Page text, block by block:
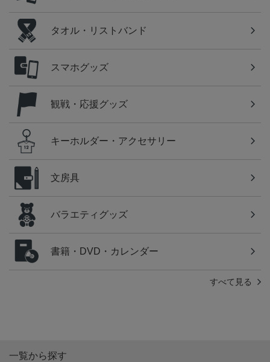
タオル・リストバンド
スマホグッズ
観戦・応援グッズ
キーホルダー・アクセサリー
文房具
バラエティグッズ
書籍・DVD・カレンダー
すべて見る
一覧から探す